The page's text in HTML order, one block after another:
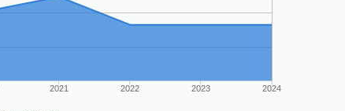
2021 2022 2023 2024